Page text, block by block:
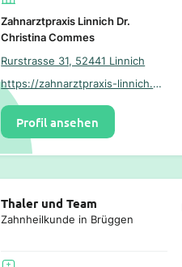
Zahnarztpraxis Linnich Dr.
Christina Commes
Rurstrasse 31, 52441 Linnich
https://zahnarztpraxis-linnich.de/
Profil ansehen
Thaler und Team
Zahnheilkunde in Brüggen